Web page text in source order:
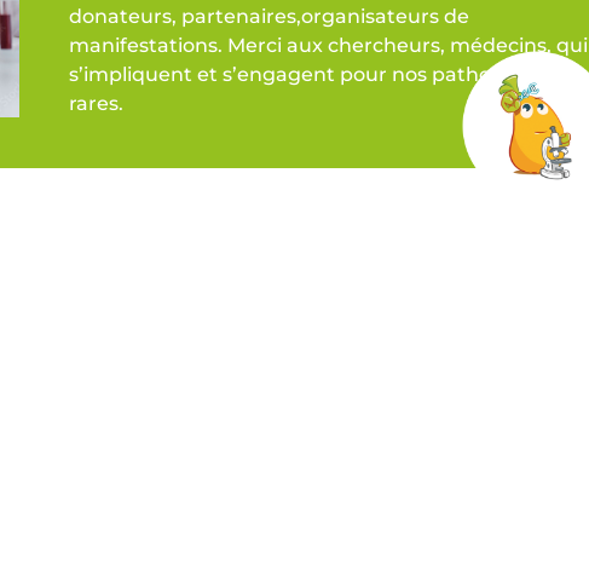
donateurs, partenaires,organisateurs de
manifestations. Merci aux chercheurs, médecins, qui
s’impliquent et s’engagent pour nos pathologies
rares.